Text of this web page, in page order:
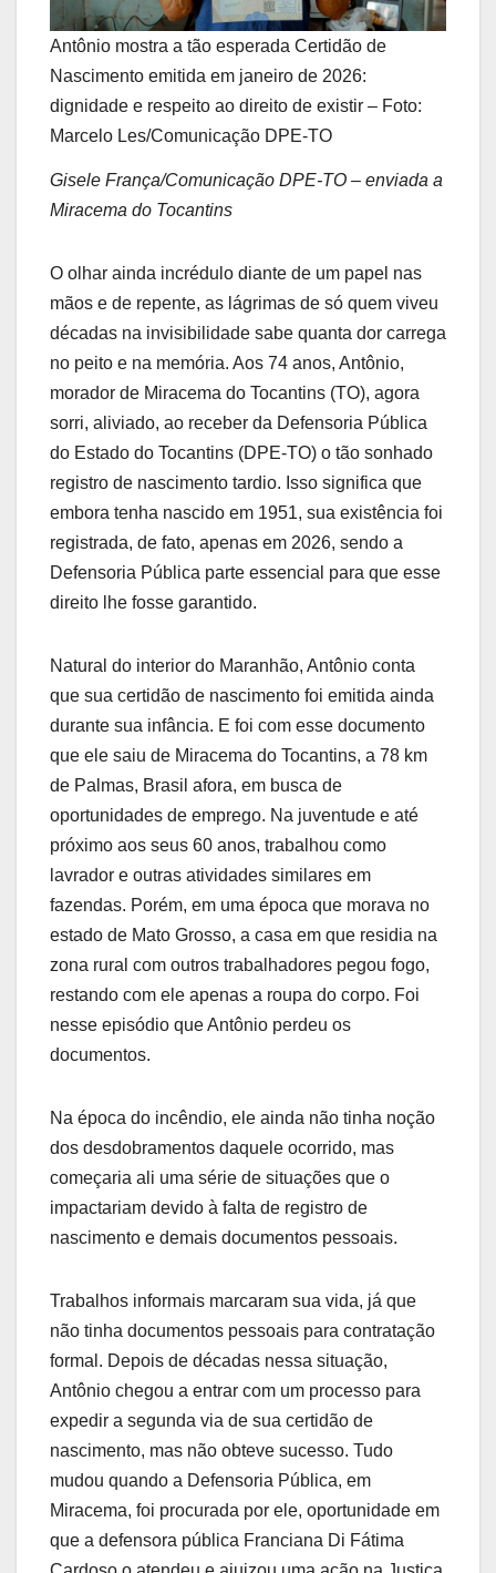
Antônio mostra a tão esperada Certidão de
Nascimento emitida em janeiro de 2026:
dignidade e respeito ao direito de existir – Foto:
Marcelo Les/Comunicação DPE-TO
Gisele França/Comunicação DPE-TO – enviada a
Miracema do Tocantins
O olhar ainda incrédulo diante de um papel nas
mãos e de repente, as lágrimas de só quem viveu
décadas na invisibilidade sabe quanta dor carrega
no peito e na memória. Aos 74 anos, Antônio,
morador de Miracema do Tocantins (TO), agora
sorri, aliviado, ao receber da Defensoria Pública
do Estado do Tocantins (DPE-TO) o tão sonhado
registro de nascimento tardio. Isso significa que
embora tenha nascido em 1951, sua existência foi
registrada, de fato, apenas em 2026, sendo a
Defensoria Pública parte essencial para que esse
direito lhe fosse garantido.
Natural do interior do Maranhão, Antônio conta
que sua certidão de nascimento foi emitida ainda
durante sua infância. E foi com esse documento
que ele saiu de Miracema do Tocantins, a 78 km
de Palmas, Brasil afora, em busca de
oportunidades de emprego. Na juventude e até
próximo aos seus 60 anos, trabalhou como
lavrador e outras atividades similares em
fazendas. Porém, em uma época que morava no
estado de Mato Grosso, a casa em que residia na
zona rural com outros trabalhadores pegou fogo,
restando com ele apenas a roupa do corpo. Foi
nesse episódio que Antônio perdeu os
documentos.
Na época do incêndio, ele ainda não tinha noção
dos desdobramentos daquele ocorrido, mas
começaria ali uma série de situações que o
impactariam devido à falta de registro de
nascimento e demais documentos pessoais.
Trabalhos informais marcaram sua vida, já que
não tinha documentos pessoais para contratação
formal. Depois de décadas nessa situação,
Antônio chegou a entrar com um processo para
expedir a segunda via de sua certidão de
nascimento, mas não obteve sucesso. Tudo
mudou quando a Defensoria Pública, em
Miracema, foi procurada por ele, oportunidade em
que a defensora pública Franciana Di Fátima